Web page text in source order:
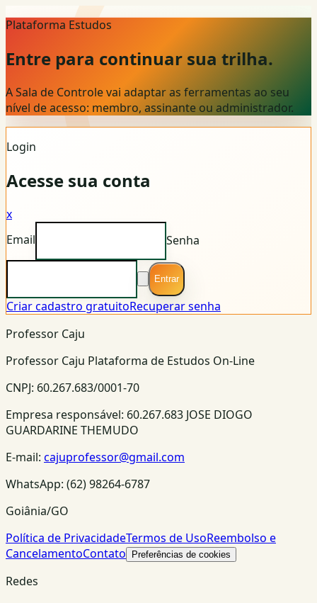
Plataforma Estudos
Entre para continuar sua trilha.
A Sala de Controle vai adaptar as ferramentas ao seu
nível de acesso: membro, assinante ou administrador.
Login
Acesse sua conta
x
Email
Senha
Entrar
Criar cadastro gratuitoRecuperar senha
Professor Caju
Professor Caju Plataforma de Estudos On-Line
CNPJ: 60.267.683/0001-70
Empresa responsável: 60.267.683 JOSE DIOGO
GUARDARINE THEMUDO
E-mail: cajuprofessor@gmail.com
WhatsApp: (62) 98264-6787
Goiânia/GO
Política de PrivacidadeTermos de UsoReembolso e
CancelamentoContato Preferências de cookies
Redes